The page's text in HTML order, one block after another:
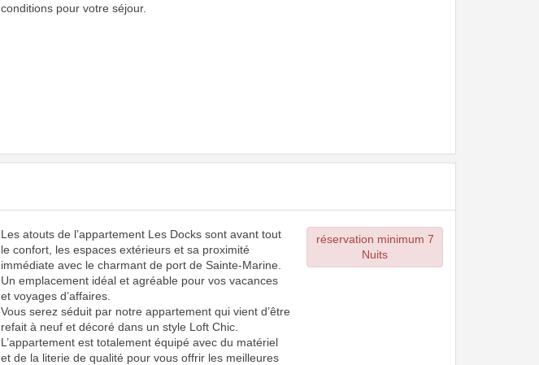
conditions pour votre séjour.
Les atouts de l’appartement Les Docks sont avant tout
le confort, les espaces extérieurs et sa proximité
immédiate avec le charmant de port de Sainte-Marine.
Un emplacement idéal et agréable pour vos vacances
et voyages d’affaires.
Vous serez séduit par notre appartement qui vient d’être
refait à neuf et décoré dans un style Loft Chic.
L’appartement est totalement équipé avec du matériel
et de la literie de qualité pour vous offrir les meilleures
réservation minimum 7
Nuits